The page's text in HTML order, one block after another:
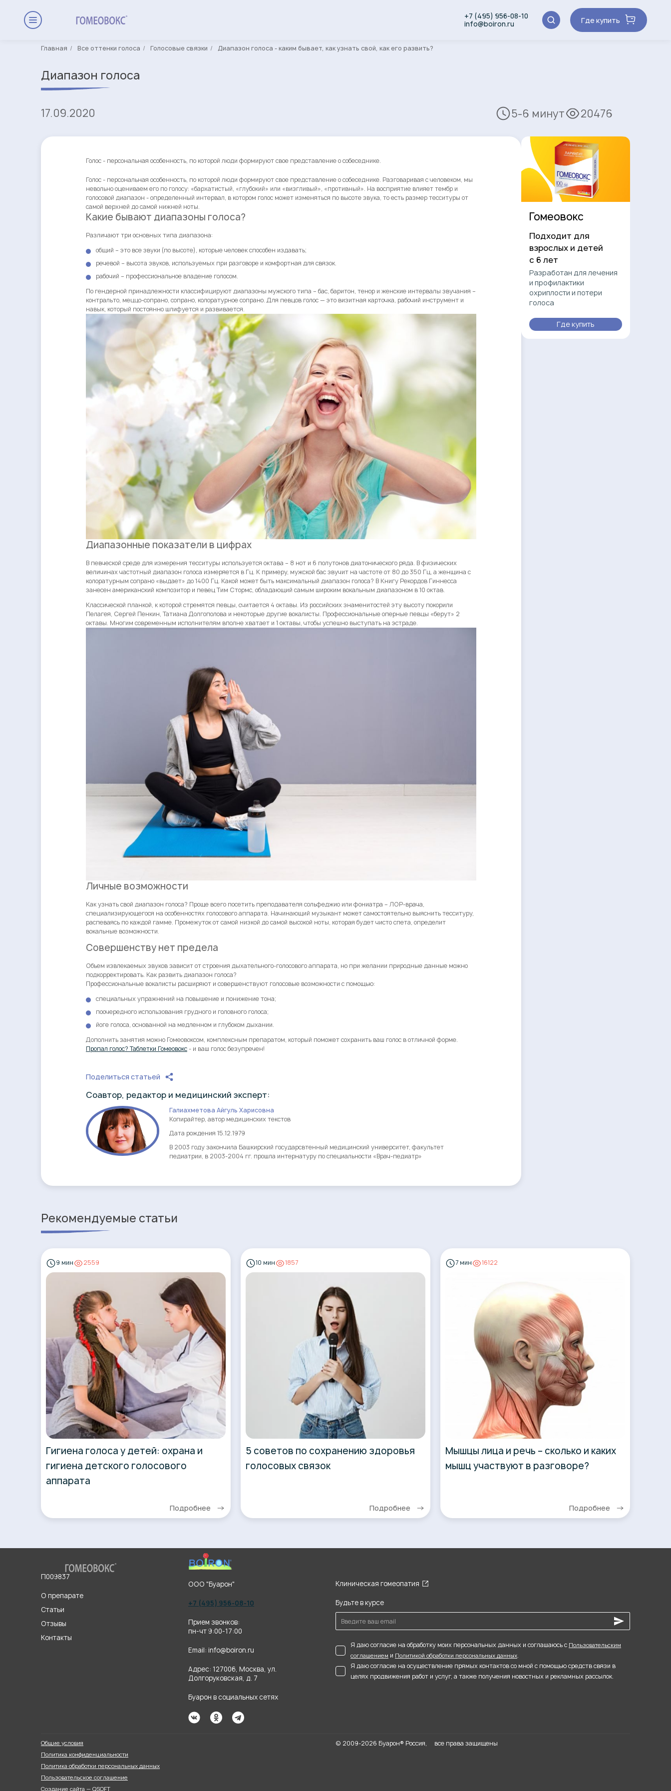
+7 (495) 956-08-10
info@boiron.ru
Где купить
Главная Все оттенки голоса Голосовые связки Диапазон голоса - каким бывает, как узнать свой, как его развить?
Диапазон голоса
17.09.2020 5-6 минут 20476
Голос - персональная особенность, по которой люди формируют свое представление о собеседнике.
Голос - персональная особенность, по которой люди формируют свое представление о собеседнике. Разговаривая с человеком, мы
невольно оцениваем его по голосу: «бархатистый, «глубокий» или «визгливый», «противный». На восприятие влияет тембр и
голосовой диапазон - определенный интервал, в котором голос может изменяться по высоте звука, то есть размер тесситуры от
самой верхней до самой нижней ноты.
Какие бывают диапазоны голоса?
Различают три основных типа диапазона:
общий – это все звуки (по высоте), которые человек способен издавать;
речевой – высота звуков, используемых при разговоре и комфортная для связок.
рабочий – профессиональное владение голосом.
По гендерной принадлежности классифицируют диапазоны мужского типа – бас, баритон, тенор и женские интервалы звучания –
контральто, меццо-сопрано, сопрано, колоратурное сопрано. Для певцов голос — это визитная карточка, рабочий инструмент и
навык, который постоянно шлифуется и развивается.
Диапазонные показатели в цифрах
В певческой среде для измерения тесситуры используется октава – 8 нот и 6 полутонов диатонического ряда. В физических
величинах частотный диапазон голоса измеряется в Гц. К примеру, мужской бас звучит на частоте от 80 до 350 Гц, а женщина с
колоратурным сопрано «выдает» до 1400 Гц. Какой может быть максимальный диапазон голоса? В Книгу Рекордов Гиннесса
занесен американский композитор и певец Тим Стормс, обладающий самым широким вокальным диапазоном в 10 октав.
Классической планкой, к которой стремятся певцы, считается 4 октавы. Из российских знаменитостей эту высоту покорили
Пелагея, Сергей Пенкин, Татиана Долгополова и некоторые другие вокалисты. Профессиональные оперные певцы «берут» 2
октавы. Многим современным исполнителям вполне хватает и 1 октавы, чтобы успешно выступать на эстраде.
Личные возможности
Как узнать свой диапазон голоса? Проще всего посетить преподавателя сольфеджио или фониатра – ЛОР-врача,
специализирующегося на особенностях голосового аппарата. Начинающий музыкант может самостоятельно выяснить тесситуру,
распеваясь по каждой гамме. Промежуток от самой низкой до самой высокой ноты, которая будет чисто спета, определит
вокальные возможности.
Совершенству нет предела
Объем извлекаемых звуков зависит от строения дыхательного-голосового аппарата, но при желании природные данные можно
подкорректировать. Как развить диапазон голоса?
Профессиональные вокалисты расширяют и совершенствуют голосовые возможности с помощью:
специальных упражнений на повышение и понижение тона;
поочередного использования грудного и головного голоса;
йоге голоса, основанной на медленном и глубоком дыхании.
Дополнить занятия можно Гомеовоксом, комплексным препаратом, который поможет сохранить ваш голос в отличной форме.
Пропал голос? Таблетки Гомеовокс- и ваш голос безупречен!
Поделиться статьей
Cоавтор, редактор и медицинский эксперт:
Галиахметова Айгуль Харисовна
Копирайтер, автор медицинских текстов
Дата рождения 15.12.1979
В 2003 году закончила Башкирский государсвтенный медицинский университет, факультет
педиатрии, в 2003-2004 гг. прошла интернатуру по специальности «Врач-педиатр»
Гомеовокс
Подходит для
взрослых и детей
с 6 лет
Разработан для лечения
и профилактики
охриплости и потери
голоса
Где купить
Рекомендуемые статьи
9 мин 2559
Гигиена голоса у детей: охрана и
гигиена детского голосового
аппарата
Подробнее
10 мин 1857
5 советов по сохранению здоровья
голосовых связок
Подробнее
7 мин 16122
Мышцы лица и речь – сколько и каких
мышц участвуют в разговоре?
Подробнее
П009837
О препарате
Статьи
Отзывы
Контакты
ООО "Буарон"
+7 (495) 956-08-10
Прием звонков:
пн-чт 9:00-17:00
Email: info@boiron.ru
Адрес: 127006, Москва, ул.
Долгоруковская, д. 7
Буарон в социальных сетях
Клиническая гомеопатия
Будьте в курсе
Я даю согласие на обработку моих персональных данных и соглашаюсь с Пользовательским
соглашением и Политикой обработки персональных данных.
Я даю согласие на осуществление прямых контактов со мной с помощью средств связи в
целях продвижения работ и услуг, а также получения новостных и рекламных рассылок.
Общие условия
Политика конфиденциальности
Политика обработки персональных данных
Пользовательское соглашение
Создание сайта — QSOFT
© 2009-2026 Буарон® Россия, все права защищены